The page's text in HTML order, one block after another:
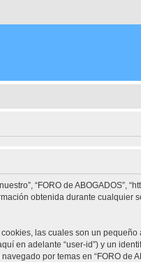
“FORO de ABOGADOS”,
obtenida durante
las cuales son un pequeño
en adelante “user-id”) y un
por temas en “FORO de